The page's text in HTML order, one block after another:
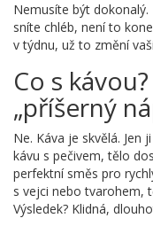
Nemusíte být
sníte chléb, není to
v týdnu, už to změní
Co s
„příšerný
Ne. Káva je skvělá. Jen
kávu s pečivem, tělo
perfektní směs pro
s vejci nebo tvarohem,
Výsledek? Klidná,